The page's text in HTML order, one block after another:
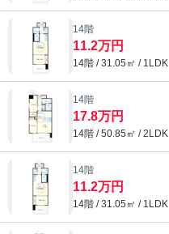
14階
11.2万円
14階 / 31.05㎡ / 1LDK
14階
17.8万円
14階 / 50.85㎡ / 2LDK
14階
11.2万円
14階 / 31.05㎡ / 1LDK